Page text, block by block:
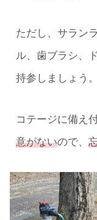
ただし、サラン
ル、歯ブラシ、
持参しましょう。
コテージに備え
意がないので、